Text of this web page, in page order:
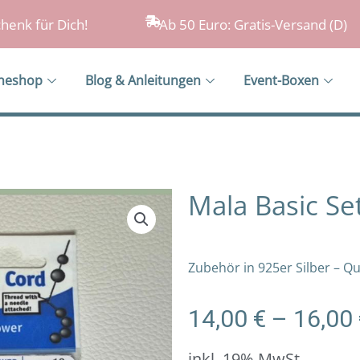
für Dich! Ab 50 Euro: Gratis-Versand (D)
Blog & Anleitungen Event-Boxen
Mala Basic
Zubehör in 925er Silber –
14,00 € – 16,00